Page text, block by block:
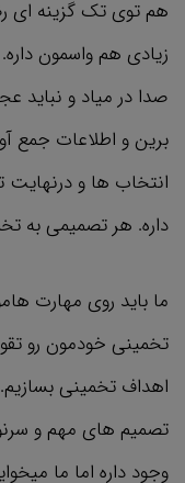
هم توی تک گزینه ای
زیادی هم واسمون
صدا در میاد و نباید
برین و اطلاعات جمع
انتخاب ها و درنهایت
داره. هر تصمیمی به
ما باید روی مهارت
تخمینی خودمون رو
اهداف تخمینی
تصمیم های مهم و
وجود داره اما ما